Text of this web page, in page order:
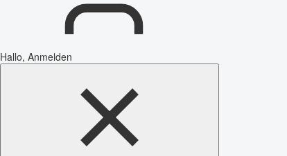
Hallo, Anmelden